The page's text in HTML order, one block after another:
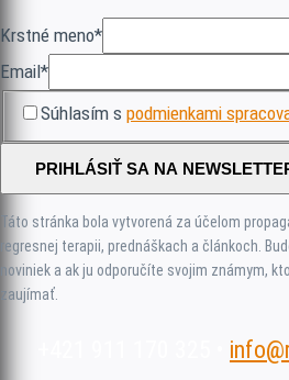
Krstné meno*
Email*
Súhlasím s podmienkami
PRIHLÁSIŤ SA NA
Táto stránka bola vytvorená za účelom
regresnej terapii, prednáškach a článkoch.
noviniek a ak ju odporučíte svojim známym,
zaujímať.